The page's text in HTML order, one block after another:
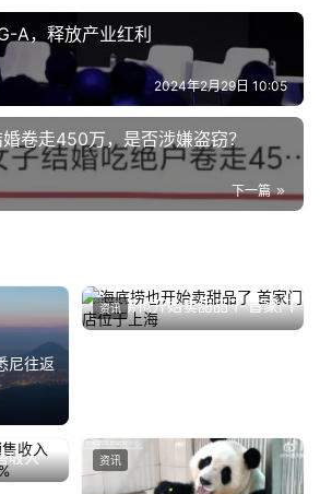
A，释放产业红利
2024年2月29日 10:05
卷走450万，是否涉嫌盗窃？
下一篇
尼往返
海底捞也开始卖甜品了 首家门
店位于上海
2025年9月3日
资讯
收入
资讯